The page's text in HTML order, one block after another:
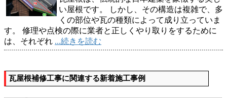
い屋根です。 しかし、その構造は複雑で、多
くの部位や瓦の種類によって成り立っていま
す。 修理や点検の際に業者と正しくやり取りをするために
は、それぞれ ...続きを読む
瓦屋根補修工事に関連する新着施工事例